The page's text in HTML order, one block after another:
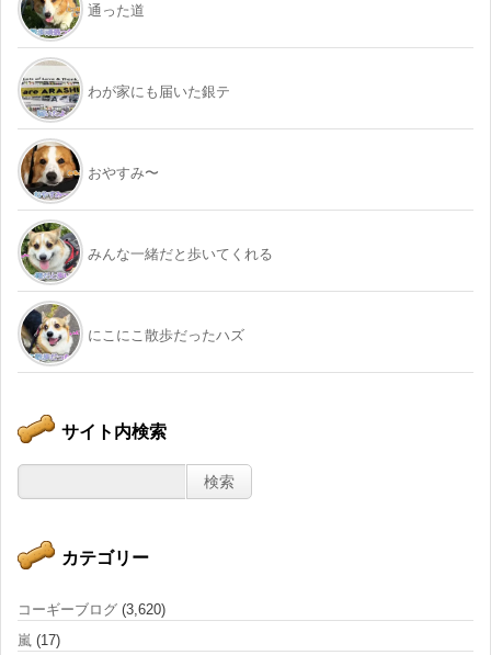
通った道
わが家にも届いた銀テ
おやすみ〜
みんな一緒だと歩いてくれる
にこにこ散歩だったハズ
サイト内検索
カテゴリー
コーギーブログ (3,620)
嵐 (17)